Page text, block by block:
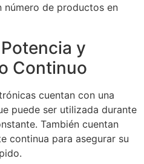
número de productos en
y
Continuo
cuentan con una
puede ser utilizada durante
También cuentan
continua para asegurar su